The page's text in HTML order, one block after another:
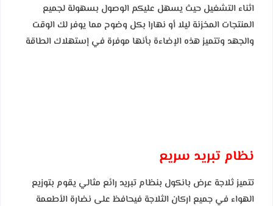
اثناءالتشغيل حيث يسهل عليكم الوصول بسهولة لجميع
المنتجات المخزنة ليلا أو نهارا بكل وضوح مما يوفر لك الوقت
والجهد وتتميز هذه الإضاءة بأنها موفرة في إستهلاك الطاقة
نظام تبريد سريع
تتميز ثلاجة عرض بانكول بنظام تبريد رائع مثالي يقوم بتوزيع
الهواء في جميع اركان الثلاجة فيحافظ على نضارة الأطعمة